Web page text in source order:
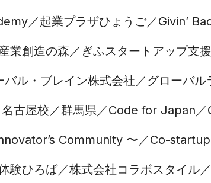
起業プラザひょうご Givin’
業創造の森 ぎふスタートアップ支
バル・ブレイン株式会社 グローバル
古屋校 群馬県 Code for Japan
Community 〜 Co-
験ひろば 株式会社コラボスタイル